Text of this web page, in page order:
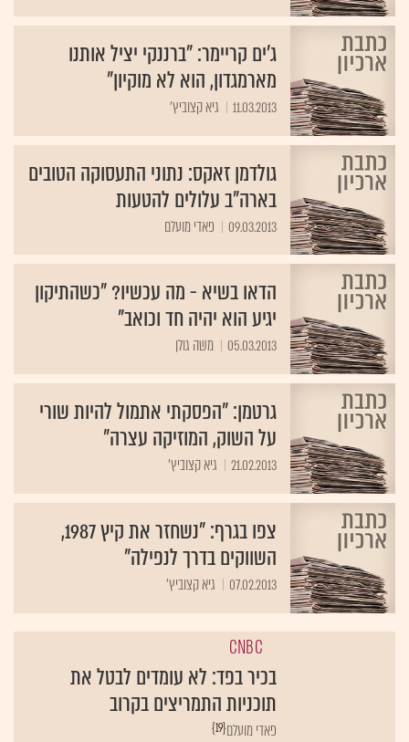
ג'ים קריימר: "ברננקי יציל אותנו
מארמגדון, הוא לא מוקיון"
11.03.2013 גיא קצוביץ'
גולדמן זאקס: נתוני התעסוקה הטובים
בארה"ב עלולים להטעות
09.03.2013 פאדי מועלם
הדאו בשיא - מה עכשיו? "כשהתיקון
יגיע הוא יהיה חד וכואב"
05.03.2013 משה גולן
גרטמן: "הפסקתי אתמול להיות שורי
על השוק, המוזיקה עצרה"
21.02.2013 גיא קצוביץ'
צפו בגרף: "נשחזר את קיץ 1987,
השווקים בדרך לנפילה"
07.02.2013 גיא קצוביץ'
CNBC
בכיר בפד: לא עומדים לבטל את
תוכניות התמריצים בקרוב
{19}פאדי מועלם